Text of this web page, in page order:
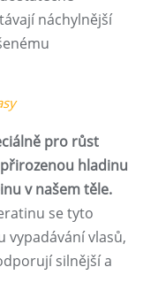
náchylnější
pro růst
hladinu
v našem těle.
se tyto
vypadávání vlasů,
silnější a